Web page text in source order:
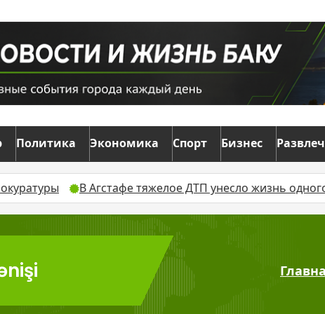
Политика Экономика Спорт Бизнес
В Агстафе тяжелое ДТП унесло жизнь одного